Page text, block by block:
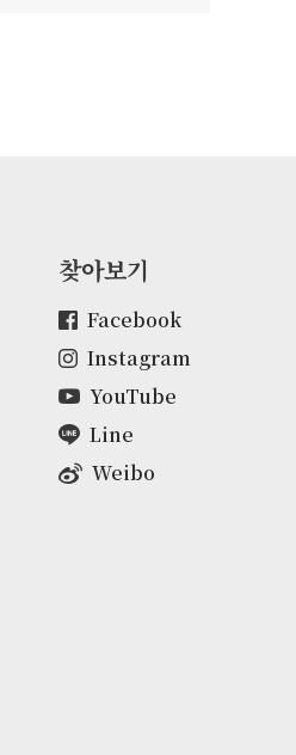
찾아보기
Facebook
Instagram
YouTube
Line
Weibo